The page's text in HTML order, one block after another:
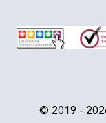
© 2019 -